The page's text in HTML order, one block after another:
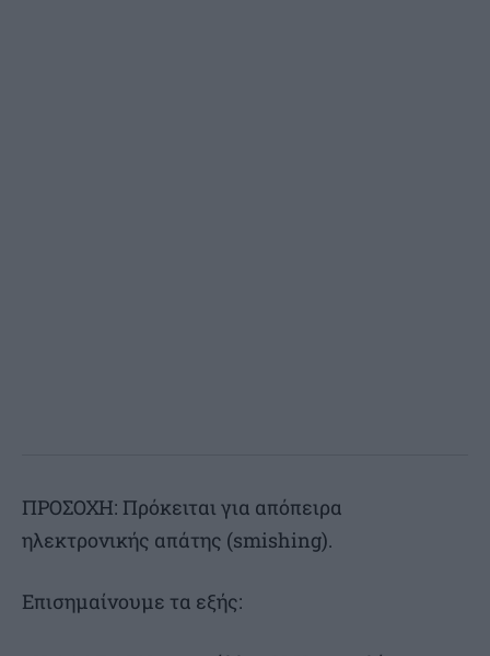
ΠΡΟΣΟΧΗ: Πρόκειται για απόπειρα
ηλεκτρονικής απάτης (smishing).
Επισημαίνουμε τα εξής: